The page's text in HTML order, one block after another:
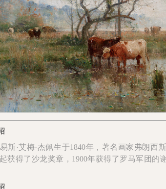
·艾梅·杰佩生于1840年，著名画家弗朗西
起获得了沙龙奖章，1900年获得了罗马军团